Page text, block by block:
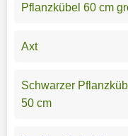
Pflanzkübel 60 cm
Axt
Schwarzer
50 cm